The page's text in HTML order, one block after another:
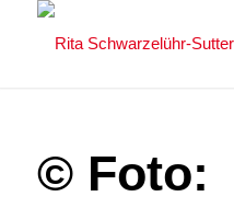
© Foto: